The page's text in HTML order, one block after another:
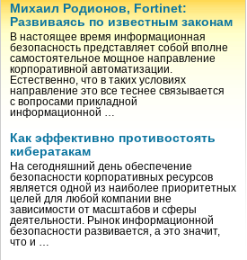
Михаил Родионов, Fortinet:
Развиваясь по известным законам
В настоящее время информационная
безопасность представляет собой вполне
самостоятельное мощное направление
корпоративной автоматизации.
Естественно, что в таких условиях
направление это все теснее связывается
с вопросами прикладной
информационной …
Как эффективно противостоять
кибератакам
На сегодняшний день обеспечение
безопасности корпоративных ресурсов
является одной из наиболее приоритетных
целей для любой компании вне
зависимости от масштабов и сферы
деятельности. Рынок информационной
безопасности развивается, а это значит,
что и …